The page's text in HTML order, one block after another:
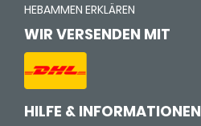
HEBAMMEN ERKLÄREN
WIR VERSENDEN MIT
HILFE & INFORMATIONEN